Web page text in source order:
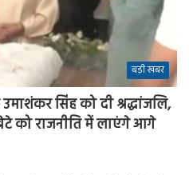
बड़ी खबर
सिंह को दी श्रद्धांजलि,
को राजनीति में लाएंगे आगे